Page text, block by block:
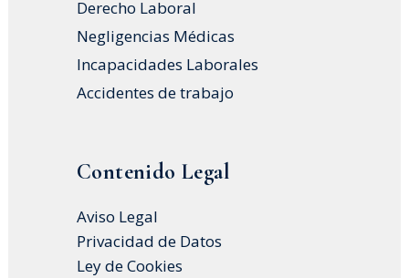
Derecho Laboral
Negligencias Médicas
Incapacidades Laborales
Accidentes de trabajo
Contenido Legal
Aviso Legal
Privacidad de Datos
Ley de Cookies